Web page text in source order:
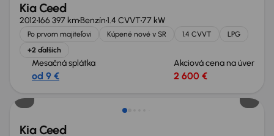
Kia Ceed
2012166 397 kmBenzín1.4 CVVT77 kW
Po prvom majiteľovi Kúpené nové v SR 1.4 CVVT
LPG
+2 ďalších
Mesačná splátka
od 9 €
Akciová cena na úver
2 600 €
Kia Ceed